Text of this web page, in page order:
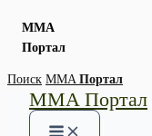
MMA
Портал
Skip
content
Поиск MMA Портал
MMA Портал